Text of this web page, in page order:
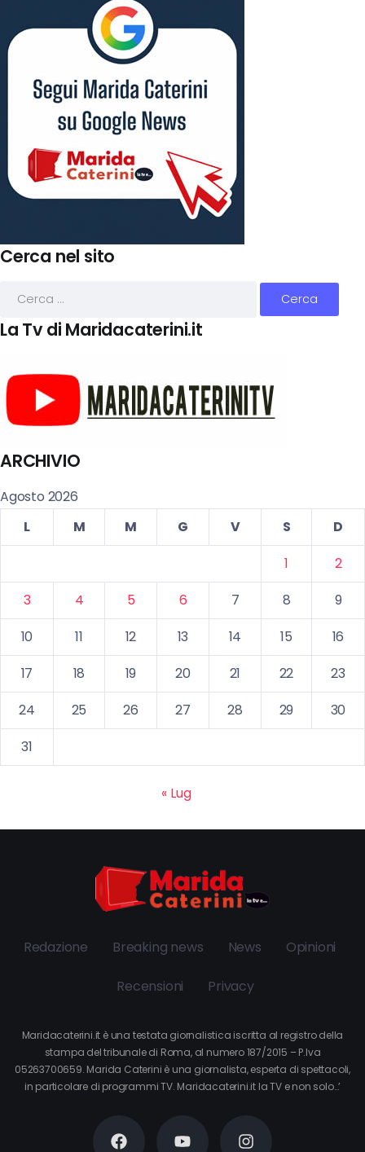
Cerca nel sito
La Tv di Maridacaterini.it
ARCHIVIO
Agosto 2026
L
M M G V S
D
1
2
3
4 5 6 7 8
9
10
11 12 13 14 15
16
17
18 19 20 21 22
23
24
25 26 27 28 29
30
31
« Lug
Redazione Breaking news News Opinioni
Recensioni Privacy
Maridacaterini.it è una testata giornalistica iscritta al registro della
stampa del tribunale di Roma, al numero 187/2015 – P.Iva
05263700659. Marida Caterini è una giornalista, esperta di spettacoli,
in particolare di programmi TV. Maridacaterini.it la TV e non solo…’